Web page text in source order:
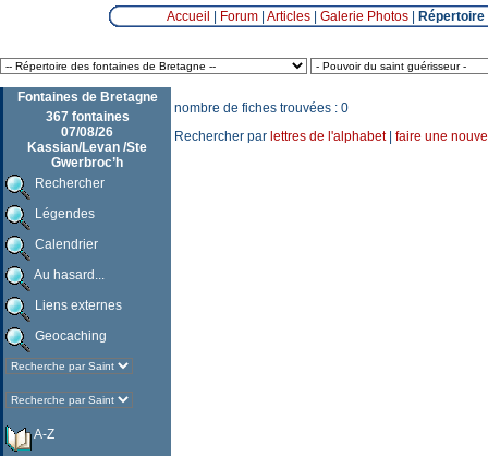
Accueil Forum| Articles| Galerie Photos|
Fontaines de Bretagne
367 fontaines
07/08/26
Kassian/Levan /Ste
Gwerbroc’h
Rechercher
Légendes
Calendrier
Au hasard...
Liens externes
Geocaching
A-Z
nombre de fiches trouvées : 0
Rechercher par lettres de l'alphabet| faire une